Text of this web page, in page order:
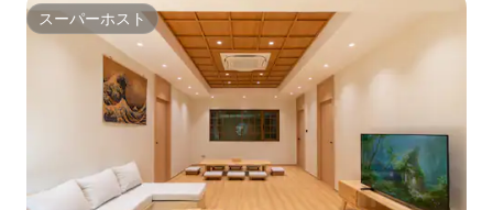
スーパーホスト
スーパーホスト